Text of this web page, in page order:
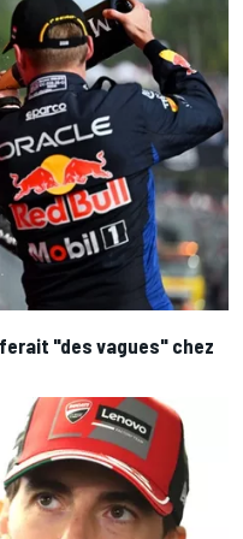
"des vagues" chez